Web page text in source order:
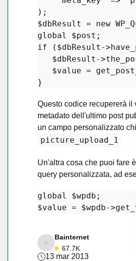
$dbResult
= new
global
$post
if ( $dbResult ->
$dbResult ->
$value =
Questo codice recupererà il
metadato dell'ultimo post
un campo personalizzato
picture_upload_1
Un'altra cosa che puoi fare
query personalizzata, ad
global $wpdb
$value = $wpdb->
Bainternet
67.7K
13 mar 2013